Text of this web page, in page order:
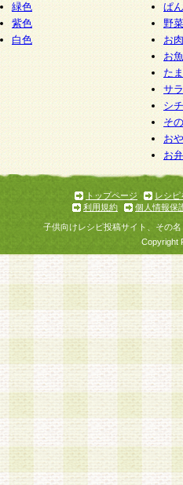
緑色
紫色
白色
ぱん
野
お
お
た
サ
シ
そ
お
お
トップページ
レシピ
利用規約
個人情報保
子供向けレシピ投稿サイト、その
Copyright